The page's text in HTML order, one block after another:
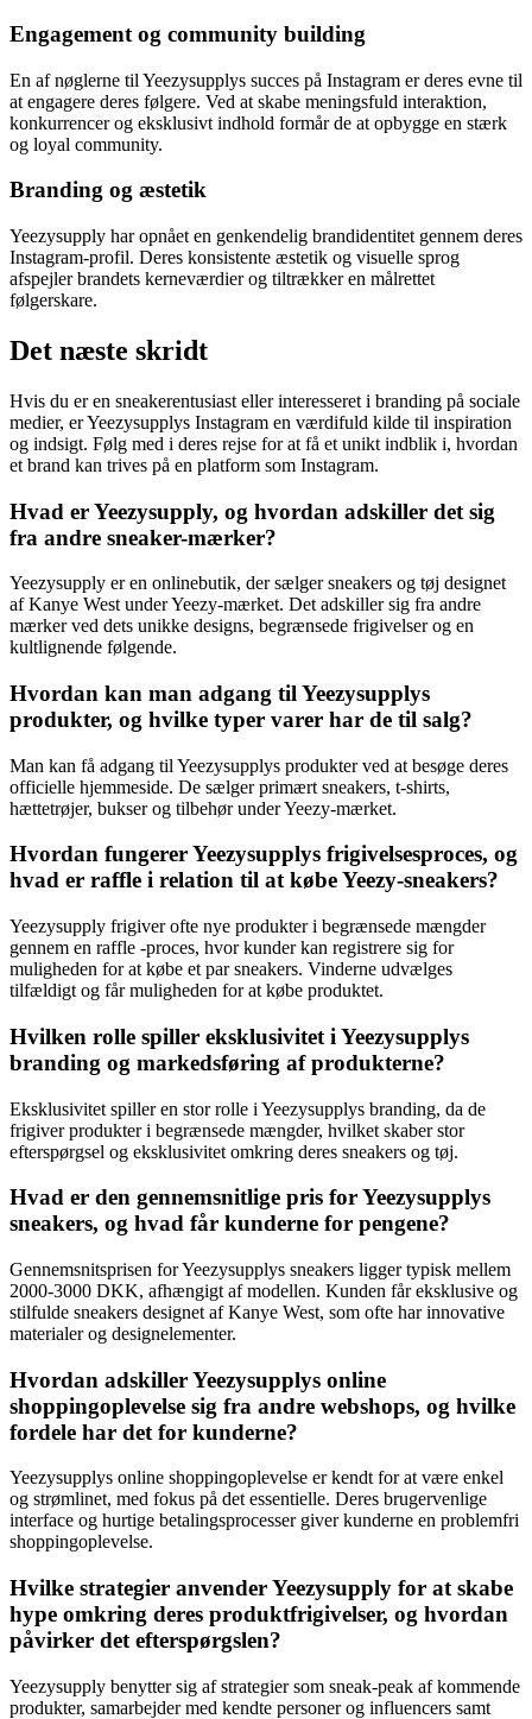
Engagement og community building
En af nøglerne til Yeezysupplys succes på Instagram er deres evne til
at engagere deres følgere. Ved at skabe meningsfuld interaktion,
konkurrencer og eksklusivt indhold formår de at opbygge en stærk
og loyal community.
Branding og æstetik
Yeezysupply har opnået en genkendelig brandidentitet gennem deres
Instagram-profil. Deres konsistente æstetik og visuelle sprog
afspejler brandets kerneværdier og tiltrækker en målrettet
følgerskare.
Det næste skridt
Hvis du er en sneakerentusiast eller interesseret i branding på sociale
medier, er Yeezysupplys Instagram en værdifuld kilde til inspiration
og indsigt. Følg med i deres rejse for at få et unikt indblik i, hvordan
et brand kan trives på en platform som Instagram.
Hvad er Yeezysupply, og hvordan adskiller det sig
fra andre sneaker-mærker?
Yeezysupply er en onlinebutik, der sælger sneakers og tøj designet
af Kanye West under Yeezy-mærket. Det adskiller sig fra andre
mærker ved dets unikke designs, begrænsede frigivelser og en
kultlignende følgende.
Hvordan kan man adgang til Yeezysupplys
produkter, og hvilke typer varer har de til salg?
Man kan få adgang til Yeezysupplys produkter ved at besøge deres
officielle hjemmeside. De sælger primært sneakers, t-shirts,
hættetrøjer, bukser og tilbehør under Yeezy-mærket.
Hvordan fungerer Yeezysupplys frigivelsesproces, og
hvad er raffle i relation til at købe Yeezy-sneakers?
Yeezysupply frigiver ofte nye produkter i begrænsede mængder
gennem en raffle -proces, hvor kunder kan registrere sig for
muligheden for at købe et par sneakers. Vinderne udvælges
tilfældigt og får muligheden for at købe produktet.
Hvilken rolle spiller eksklusivitet i Yeezysupplys
branding og markedsføring af produkterne?
Eksklusivitet spiller en stor rolle i Yeezysupplys branding, da de
frigiver produkter i begrænsede mængder, hvilket skaber stor
efterspørgsel og eksklusivitet omkring deres sneakers og tøj.
Hvad er den gennemsnitlige pris for Yeezysupplys
sneakers, og hvad får kunderne for pengene?
Gennemsnitsprisen for Yeezysupplys sneakers ligger typisk mellem
2000-3000 DKK, afhængigt af modellen. Kunden får eksklusive og
stilfulde sneakers designet af Kanye West, som ofte har innovative
materialer og designelementer.
Hvordan adskiller Yeezysupplys online
shoppingoplevelse sig fra andre webshops, og hvilke
fordele har det for kunderne?
Yeezysupplys online shoppingoplevelse er kendt for at være enkel
og strømlinet, med fokus på det essentielle. Deres brugervenlige
interface og hurtige betalingsprocesser giver kunderne en problemfri
shoppingoplevelse.
Hvilke strategier anvender Yeezysupply for at skabe
hype omkring deres produktfrigivelser, og hvordan
påvirker det efterspørgslen?
Yeezysupply benytter sig af strategier som sneak-peak af kommende
produkter, samarbejder med kendte personer og influencers samt